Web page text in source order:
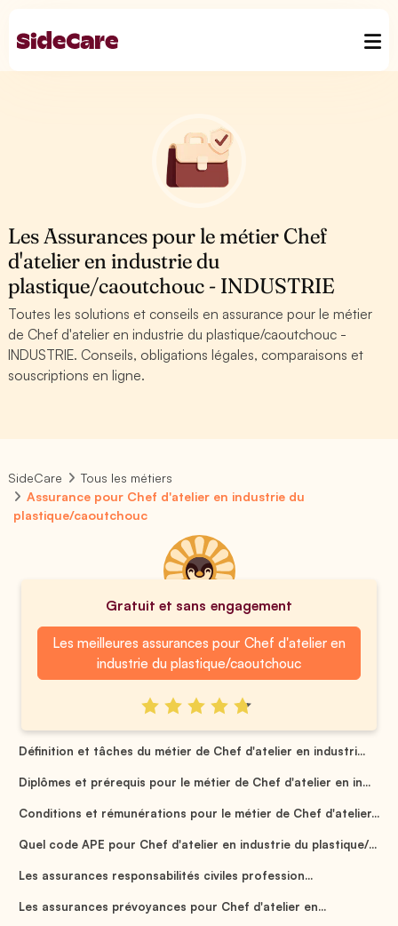
Les Assurances pour le métier Chef
d'atelier en industrie du
plastique/caoutchouc - INDUSTRIE
Toutes les solutions et conseils en assurance pour le métier
de Chef d'atelier en industrie du plastique/caoutchouc -
INDUSTRIE. Conseils, obligations légales, comparaisons et
souscriptions en ligne.
SideCare
Tous les métiers
Assurance pour Chef d'atelier en industrie du
plastique/caoutchouc
Gratuit et sans engagement
Les meilleures assurances pour Chef d'atelier en
industrie du plastique/caoutchouc
Définition et tâches du métier de Chef d'atelier en industri...
Diplômes et prérequis pour le métier de Chef d'atelier en in...
Conditions et rémunérations pour le métier de Chef d'atelier...
Quel code APE pour Chef d'atelier en industrie du plastique/...
Les assurances responsabilités civiles profession...
Les assurances prévoyances pour Chef d'atelier en...